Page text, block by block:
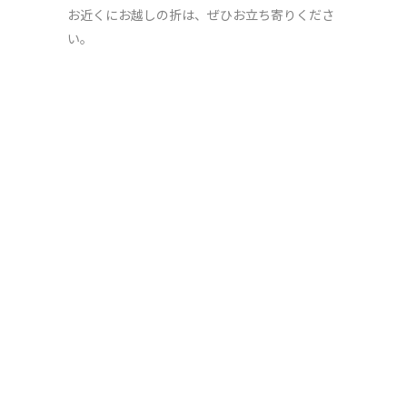
お近くにお越しの折は、ぜひお立ち寄りくださ
い。